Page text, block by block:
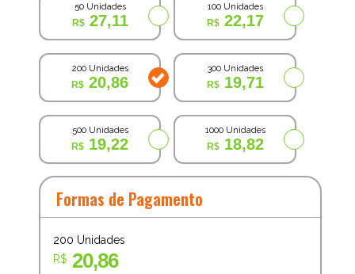
50 Unidades
27,11
100 Unidades
22,17
200 Unidades
20,86
300 Unidades
19,71
500 Unidades
19,22
1000 Unidades
18,82
Formas de Pagamento
200 Unidades
R$ 20,86